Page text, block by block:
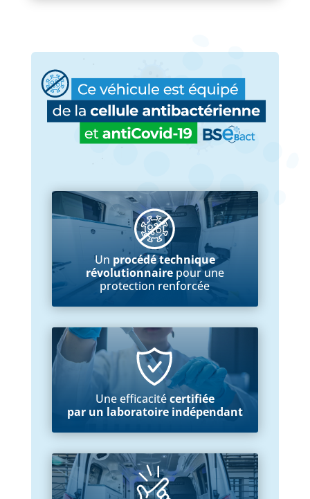
Un procédé technique
révolutionnaire pour une
protection renforcée
Une efficacitécertifiée
par un laboratoire indépendant